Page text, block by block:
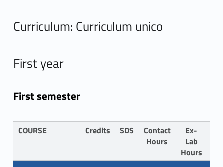
Curriculum: Curriculum unico
First year
First semester
COURSE Credits SDS
Contact
Hours
Ex-
Lab
Hours